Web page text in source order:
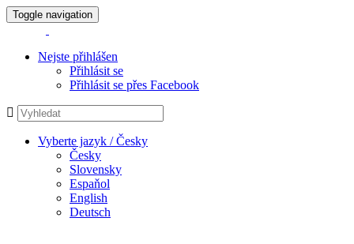
Toggle navigation
Nejste přihlášen
Přihlásit se
Přihlásit se přes Facebook
Vyberte jazyk / Česky
Česky
Slovensky
Espaňol
English
Deutsch